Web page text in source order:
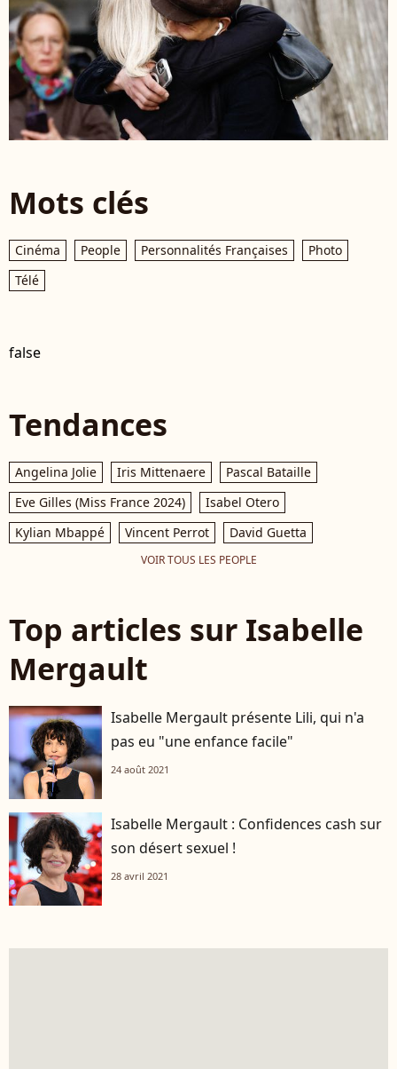
Mots clés
Cinéma People Personnalités Françaises
Photo
Télé
false
Tendances
Angelina Jolie Iris Mittenaere
Pascal Bataille
Eve Gilles (Miss France 2024)
Isabel Otero
Kylian Mbappé
Vincent Perrot David Guetta
VOIR TOUS LES PEOPLE
Top articles sur Isabelle
Mergault
Isabelle Mergault présente Lili, qui n'a
pas eu "une enfance facile"
24 août 2021
Isabelle Mergault : Confidences cash sur
son désert sexuel !
28 avril 2021